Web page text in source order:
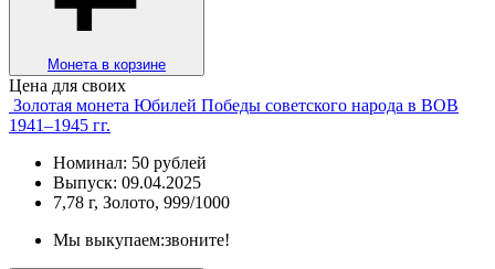
Монета в корзине
Цена для своих
Золотая монета Юбилей Победы советского народа в ВОВ
1941–1945 гг.
Номинал: 50 рублей
Выпуск: 09.04.2025
7,78 г, Золото, 999/1000
Мы выкупаем:звоните!